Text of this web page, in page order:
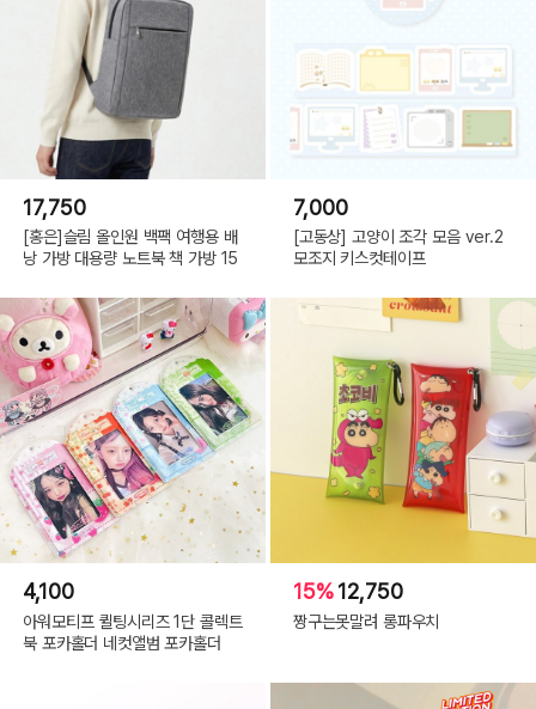
17,750
[홍은]슬림 올인원 백팩 여행용 배
낭 가방 대용량 노트북 책 가방 15
7,000
[고동상] 고양이 조각 모음 ver.2
모조지 키스컷테이프
4,100
아워모티프 퀼팅시리즈 1단 콜렉트
북 포카홀더 네컷앨범 포카홀더
15%12,750
짱구는못말려 롱파우치